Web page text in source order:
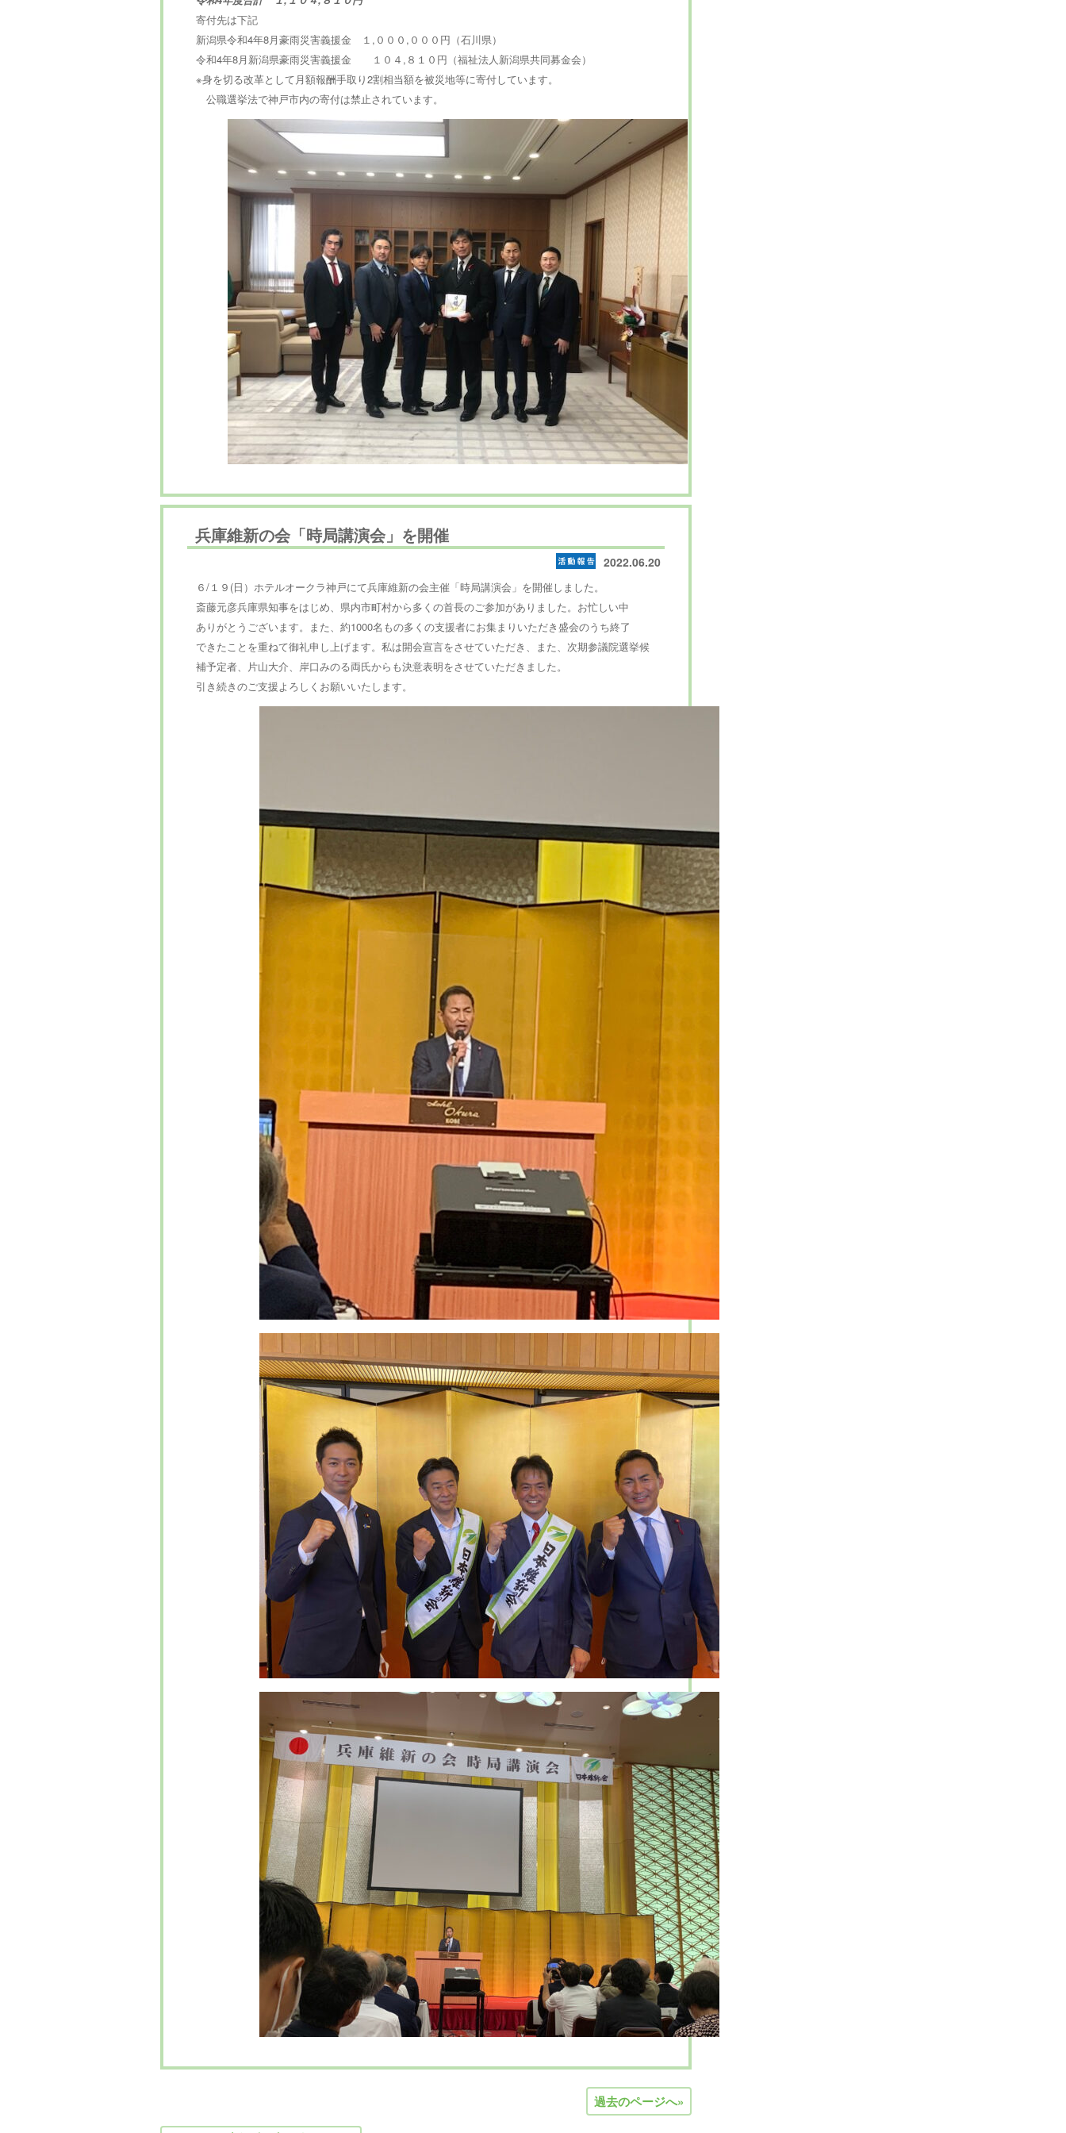
寄付先は下記
新潟県令和4年8月豪雨災害義援金 １,０００,０００円（石川県）
令和4年8月新潟県豪雨災害義援金 １０４,８１０円（福祉法人新潟県共同募金会）
※身を切る改革として月額報酬手取り2割相当額を被災地等に寄付しています。
公職選挙法で神戸市内の寄付は禁止されています。
兵庫維新の会「時局講演会」を開催
2022.06.20
６/１９(日）ホテルオークラ神戸にて兵庫維新の会主催「時局講演会」を開催しました。
斎藤元彦兵庫県知事をはじめ、県内市町村から多くの首長のご参加がありました。お忙しい中
ありがとうございます。また、約1000名もの多くの支援者にお集まりいただき盛会のうち終了
できたことを重ねて御礼申し上げます。私は開会宣言をさせていただき、また、次期参議院選挙候
補予定者、片山大介、岸口みのる両氏からも決意表明をさせていただきました。
引き続きのご支援よろしくお願いいたします。
過去のページへ»